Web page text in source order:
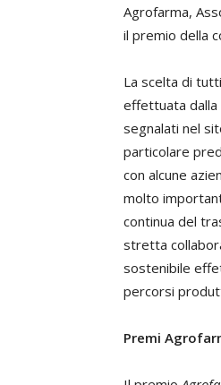
Agrofarma,
il premio della
La scelta di
effettuata dalla
segnalati nel
particolare
con alcune
molto
continua del
stretta
sostenibile
percorsi
Premi